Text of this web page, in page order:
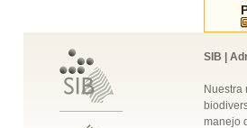
SIB |
Nuestra
manejo